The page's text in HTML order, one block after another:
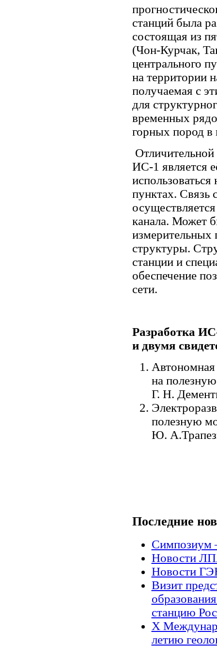
станций была
состоящая из
(Чон-Курчак,
центрального
на территории
получаемая с
для
временных
горных пород в
ИС-1 является
пунктах. Связь
канала. Может
измерительных
структуры.
станции и
обеспечение
сети.
Разработка
и двумя
Автономная
на
Г. Н.
полезную
Ю.
Последние
Симпозиум
Новости
Новости
Визит
станцию
X
летию